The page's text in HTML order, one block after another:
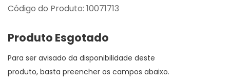
: 10071713